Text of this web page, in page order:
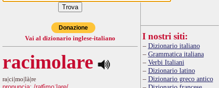
Donazione
Vai al dizionario inglese-italiano
racimolare
ra|ci|mo|là|re
I nostri siti:
Dizionario italiano
Grammatica italiana
Verbi Italiani
Dizionario latino
Dizionario greco antico